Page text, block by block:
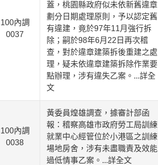
100內調
0037
蓋，桃園縣政府似未依新舊違章
劃分日期處理原則，予以認定舊
有違建，竟於97年11月強行拆
除；嗣於98年6月22日再次稽
查，對於違章建築拆後重建之處
理，疑未依違章建築拆除作業要
點辦理，涉有違失乙案。 ...詳全
文
100內調
0038
黃委員煌雄調查，據審計部函
報：稽察高雄市政府勞工局訓練
就業中心經管位於小港區之訓練
場地房舍，涉有未盡職責及效能
過低情事乙案。 ...詳全文